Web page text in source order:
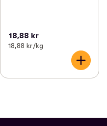
18,88 kr
18,88 kr /kg